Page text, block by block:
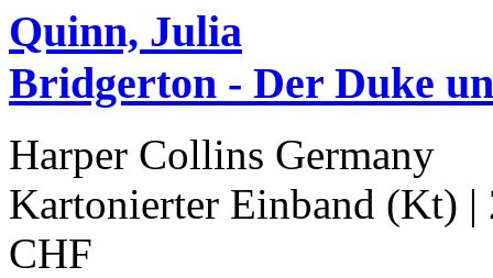
Quinn, Julia
Bridgerton - Der Duke
Harper Collins Germany
Kartonierter Einband (Kt) |
CHF